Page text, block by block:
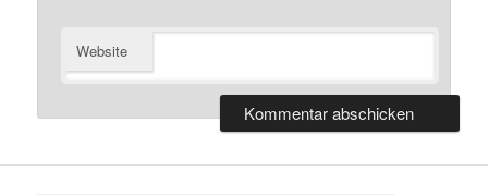
Website